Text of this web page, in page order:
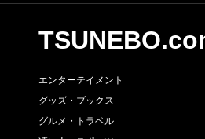
エンターテイメント
グッズ・ブックス
グルメ・トラベル